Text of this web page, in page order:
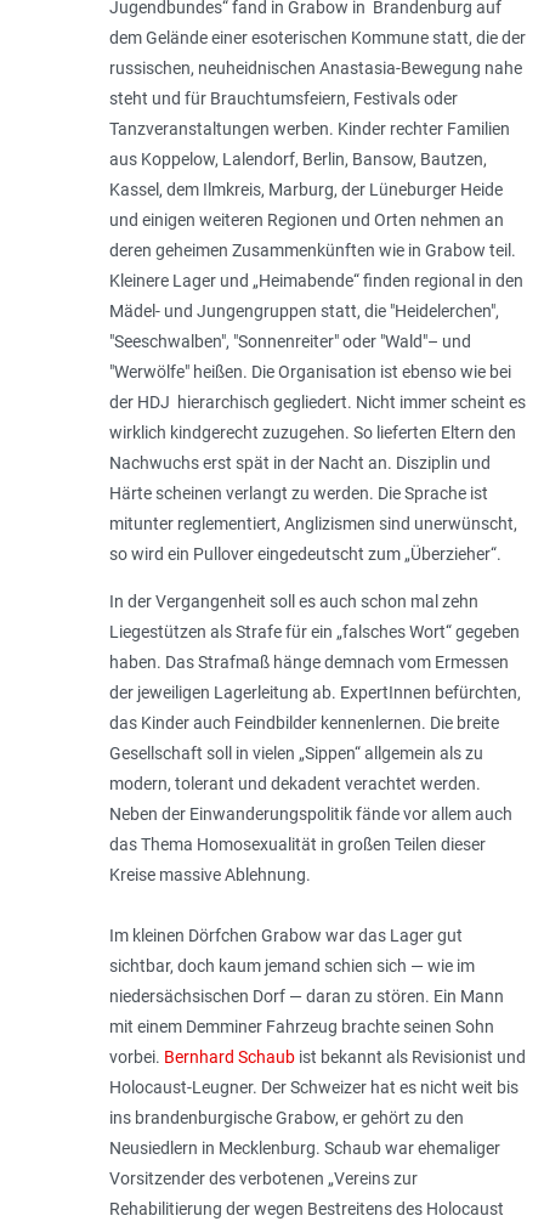
Jugendbundes“ fand in Grabow in Brandenburg auf
dem Gelände einer esoterischen Kommune statt, die der
russischen, neuheidnischen Anastasia-Bewegung nahe
steht und für Brauchtumsfeiern, Festivals oder
Tanzveranstaltungen werben. Kinder rechter Familien
aus Koppelow, Lalendorf, Berlin, Bansow, Bautzen,
Kassel, dem Ilmkreis, Marburg, der Lüneburger Heide
und einigen weiteren Regionen und Orten nehmen an
deren geheimen Zusammenkünften wie in Grabow teil.
Kleinere Lager und „Heimabende“ finden regional in den
Mädel- und Jungengruppen statt, die "Heidelerchen",
"Seeschwalben", "Sonnenreiter" oder "Wald"– und
"Werwölfe" heißen. Die Organisation ist ebenso wie bei
der HDJ hierarchisch gegliedert. Nicht immer scheint es
wirklich kindgerecht zuzugehen. So lieferten Eltern den
Nachwuchs erst spät in der Nacht an. Disziplin und
Härte scheinen verlangt zu werden. Die Sprache ist
mitunter reglementiert, Anglizismen sind unerwünscht,
so wird ein Pullover eingedeutscht zum „Überzieher“.
In der Vergangenheit soll es auch schon mal zehn
Liegestützen als Strafe für ein „falsches Wort“ gegeben
haben. Das Strafmaß hänge demnach vom Ermessen
der jeweiligen Lagerleitung ab. ExpertInnen befürchten,
das Kinder auch Feindbilder kennenlernen. Die breite
Gesellschaft soll in vielen „Sippen“ allgemein als zu
modern, tolerant und dekadent verachtet werden.
Neben der Einwanderungspolitik fände vor allem auch
das Thema Homosexualität in großen Teilen dieser
Kreise massive Ablehnung.
Im kleinen Dörfchen Grabow war das Lager gut
sichtbar, doch kaum jemand schien sich — wie im
niedersächsischen Dorf — daran zu stören. Ein Mann
mit einem Demminer Fahrzeug brachte seinen Sohn
vorbei. Bernhard Schaubist bekannt als Revisionist und
Holocaust-Leugner. Der Schweizer hat es nicht weit bis
ins brandenburgische Grabow, er gehört zu den
Neusiedlern in Mecklenburg. Schaub war ehemaliger
Vorsitzender des verbotenen „Vereins zur
Rehabilitierung der wegen Bestreitens des Holocaust